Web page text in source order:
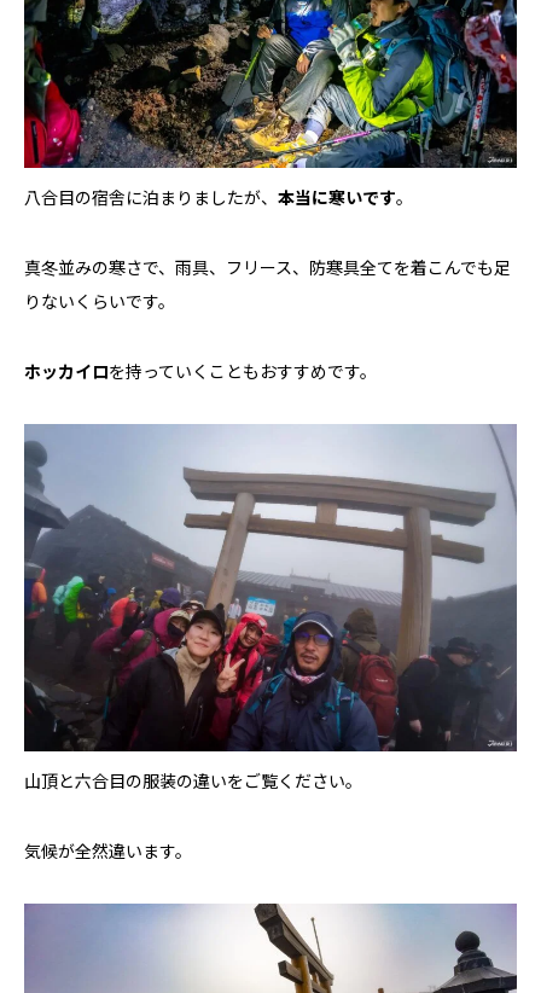
八合目の宿舎に泊まりましたが、 本当に寒いです。
真冬並みの寒さで、雨具、フリース、防寒具全てを着こんでも足
りないくらいです。
ホッカイロを持っていくこともおすすめです。
山頂と六合目の服装の違いをご覧ください。
気候が全然違います。